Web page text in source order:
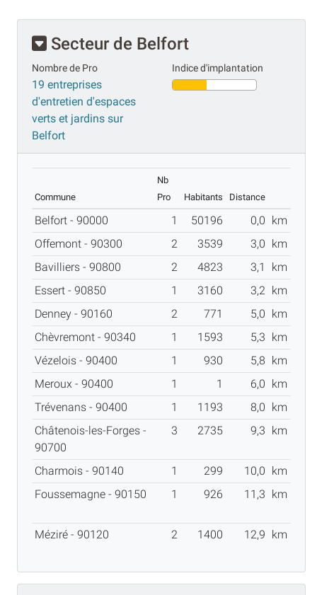
Secteur de Belfort
Nombre de Pro
19 entreprises
d'entretien d'espaces
verts et jardins sur
Belfort
Indice d'implantation
Commune
Nb
Pro
Habitants Distance
Belfort - 90000 1 50196 0,0
km
Offemont - 90300
2 3539 3,0
km
Bavilliers - 90800
2 4823 3,1
km
Essert - 90850
1 3160 3,2 km
Denney - 90160
2 771 5,0
km
Chèvremont - 90340
1 1593 5,3
km
Vézelois - 90400
1 930 5,8
km
Meroux - 90400
1 1 6,0
km
Trévenans - 90400
1 1193 8,0
km
Châtenois-les-Forges -
90700
3 2735 9,3 km
Charmois - 90140 1 299 10,0
km
Foussemagne - 90150
1 926 11,3 km
Méziré - 90120 2 1400 12,9 km